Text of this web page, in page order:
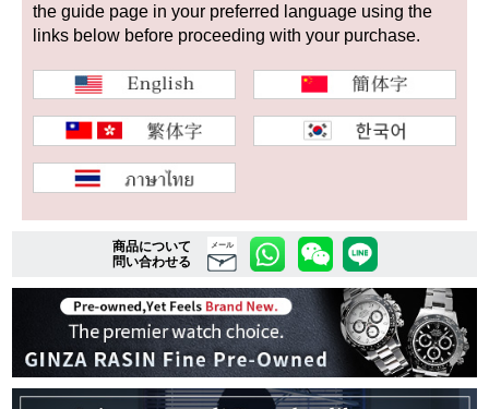
新品 未使用品
WEB限定品 SALE
詳細検索はこちら
ご利用ガイド
GINZA RASINのプレミアムクオリティについて
the guide page in your preferred language using the
links below before proceeding with your purchase.
商品について
問い合わせる
メール